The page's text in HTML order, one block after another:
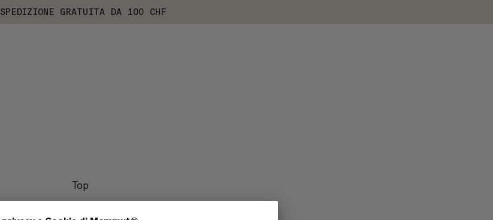
SPEDIZIONE GRATUITA DA 100 CHF
Top